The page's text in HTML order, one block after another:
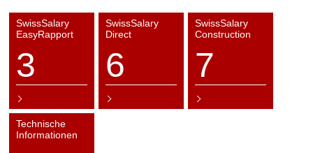
SwissSalary
EasyRapport
3
SwissSalary
Direct
6
SwissSalary
Construction
7
Technische
Informationen